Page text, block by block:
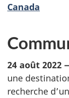
Canada
24 août
une
recherche